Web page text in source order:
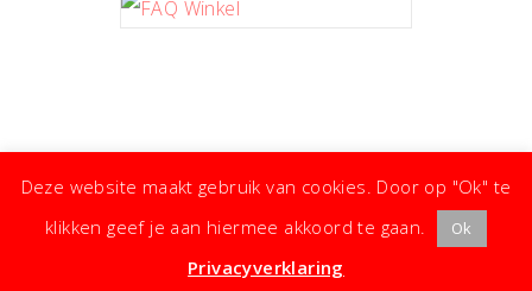
Koken met Karin· Kleine moeite, groot effect ·
Deze website maakt gebruik van cookies. Door op "Ok" te
klikken geef je aan hiermee akkoord te gaan.
Ok
Privacyverklaring